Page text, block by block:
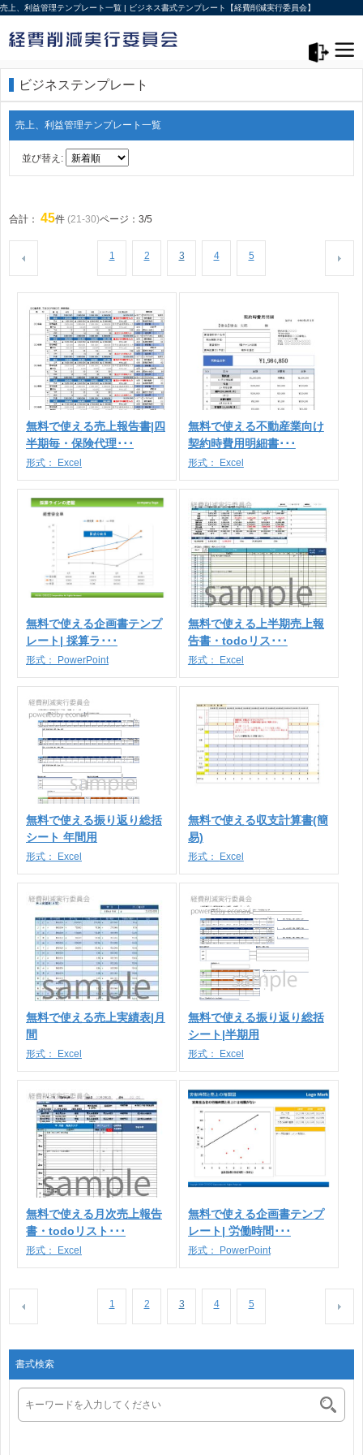
売上、利益管理テンプレート一覧 | ビジネス書式テンプレート【経費削減実行委員会】
ビジネステンプレート
売上、利益管理テンプレート一覧
並び替え:
合計： 45件 (21-30)ページ：3/5
1 2 3 4 5
無料で使える売上報告書|四
半期毎・保険代理･･･
形式： Excel
無料で使える不動産業向け
契約時費用明細書･･･
形式： Excel
無料で使える企画書テンプ
レート| 採算ラ･･･
形式： PowerPoint
無料で使える上半期売上報
告書・todoリス･･･
形式： Excel
無料で使える振り返り総括
シート 年間用
形式： Excel
無料で使える収支計算書(簡
易)
形式： Excel
無料で使える売上実績表|月
間
形式： Excel
無料で使える振り返り総括
シート|半期用
形式： Excel
無料で使える月次売上報告
書・todoリスト･･･
形式： Excel
無料で使える企画書テンプ
レート| 労働時間･･･
形式： PowerPoint
1 2 3 4 5
書式検索